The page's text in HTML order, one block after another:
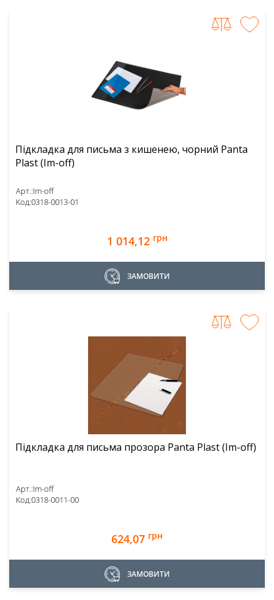
Підкладка для письма з кишенею, чорний Panta
Plast (Im-off)
Арт.:Im-off
Код:0318-0013-01
1 014,12 грн
ЗАМОВИТИ
Підкладка для письма прозора Panta Plast (Im-off)
Арт.:Im-off
Код:0318-0011-00
624,07 грн
ЗАМОВИТИ